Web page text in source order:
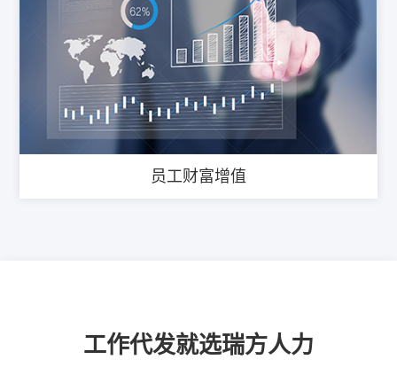
员工财富增值
工作代发就选瑞方人力